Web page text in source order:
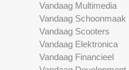
Vandaag Multimedia
Vandaag Schoonmaak
Vandaag Scooters
Vandaag Elektronica
Vandaag Financieel